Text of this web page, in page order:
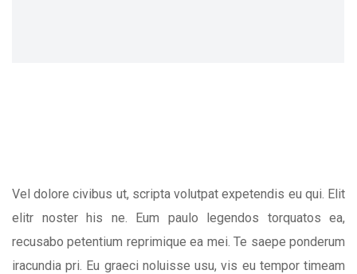
Vel dolore civibus ut, scripta volutpat expetendis eu qui. Elit
elitr noster his ne. Eum paulo legendos torquatos ea,
recusabo petentium reprimique ea mei. Te saepe ponderum
iracundia pri. Eu graeci noluisse usu, vis eu tempor timeam